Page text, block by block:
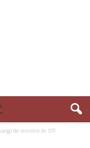
de ministro do STF